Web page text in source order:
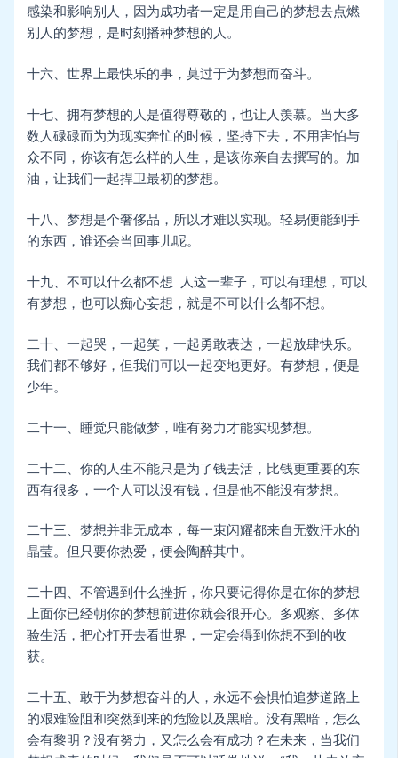
感染和影响别人，因为成功者一定是用自己的梦想去点燃
别人的梦想，是时刻播种梦想的人。
十六、世界上最快乐的事，莫过于为梦想而奋斗。
十七、拥有梦想的人是值得尊敬的，也让人羡慕。当大多
数人碌碌而为为现实奔忙的时候，坚持下去，不用害怕与
众不同，你该有怎么样的人生，是该你亲自去撰写的。加
油，让我们一起捍卫最初的梦想。
十八、梦想是个奢侈品，所以才难以实现。轻易便能到手
的东西，谁还会当回事儿呢。
十九、不可以什么都不想 人这一辈子，可以有理想，可以
有梦想，也可以痴心妄想，就是不可以什么都不想。
二十、一起哭，一起笑，一起勇敢表达，一起放肆快乐。
我们都不够好，但我们可以一起变地更好。有梦想，便是
少年。
二十一、睡觉只能做梦，唯有努力才能实现梦想。
二十二、你的人生不能只是为了钱去活，比钱更重要的东
西有很多，一个人可以没有钱，但是他不能没有梦想。
二十三、梦想并非无成本，每一束闪耀都来自无数汗水的
晶莹。但只要你热爱，便会陶醉其中。
二十四、不管遇到什么挫折，你只要记得你是在你的梦想
上面你已经朝你的梦想前进你就会很开心。多观察、多体
验生活，把心打开去看世界，一定会得到你想不到的收
获。
二十五、敢于为梦想奋斗的人，永远不会惧怕追梦道路上
的艰难险阻和突然到来的危险以及黑暗。没有黑暗，怎么
会有黎明？没有努力，又怎么会有成功？在未来，当我们